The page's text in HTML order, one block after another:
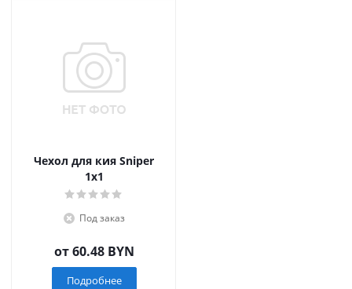
Чехол для кия Sniper
1x1
Под заказ
от60.48 BYN
Подробнее